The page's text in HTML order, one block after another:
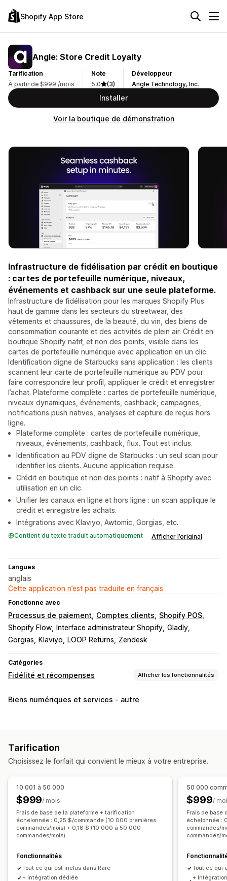
Shopify App Store
Angle: Store Credit Loyalty
Tarification
À partir de $999 /mois
Note
5,0
(3)
Développeur
Angle Technology, Inc.
Installer
Voir la boutique de démonstration
Infrastructure de fidélisation par crédit en boutique
: cartes de portefeuille numérique, niveaux,
événements et cashback sur une seule plateforme.
Infrastructure de fidélisation pour les marques Shopify Plus
haut de gamme dans les secteurs du streetwear, des
vêtements et chaussures, de la beauté, du vin, des biens de
consommation courante et des activités de plein air. Crédit en
boutique Shopify natif, et non des points, visible dans les
cartes de portefeuille numérique avec application en un clic.
Identification digne de Starbucks sans application : les clients
scannent leur carte de portefeuille numérique au PDV pour
faire correspondre leur profil, appliquer le crédit et enregistrer
l’achat. Plateforme complète : cartes de portefeuille numérique,
niveaux dynamiques, événements, cashback, campagnes,
notifications push natives, analyses et capture de reçus hors
ligne.
Plateforme complète : cartes de portefeuille numérique,
niveaux, événements, cashback, flux. Tout est inclus.
Identification au PDV digne de Starbucks : un seul scan pour
identifier les clients. Aucune application requise.
Crédit en boutique et non des points : natif à Shopify avec
utilisation en un clic.
Unifier les canaux en ligne et hors ligne : un scan applique le
crédit et enregistre les achats.
Intégrations avec Klaviyo, Awtomic, Gorgias, etc.
Contient du texte traduit automatiquement Afficher l’original
Langues
anglais
Cette application n’est pas traduite en français
Fonctionne avec
Processus de paiement Comptes clients
Shopify POS
Shopify Flow
Interface administrateur Shopify Gladly
Gorgias
Klaviyo LOOP Returns Zendesk
Catégories
Fidélité et récompenses Afficher les fonctionnalités
Types de programmes
Récompenses que vous pouvez offrir
Crédits en magasin
Expédition gratuite
Accès anticipé
Accès en exclusivité Avantages pour les abonnés
Événements Récompenses personnalisées
Biens numériques et services - autre
Tarification
Choisissez le forfait qui convient le mieux à votre entreprise.
10 001 à 50 000
$999/ mois
Frais de base de la plateforme + tarification
échelonnée : 0,25 $/commande (10 000 premières
commandes/mois) + 0,18 $ (10 000 à 50 000
commandes/mois)
Fonctionnalités
Tout ce qui est inclus dans Rare
+ Intégration dédiée
50 000
$999/
Frais de base
échelonnée :
commandes/
commandes/
Tout ce qui
+